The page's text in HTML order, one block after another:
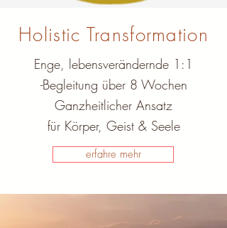
Holistic Transformation
Enge, lebensverändernde 1:1
-Begleitung über 8 Wochen
Ganzheitlicher Ansatz
für Körper, Geist & Seele
erfahre mehr